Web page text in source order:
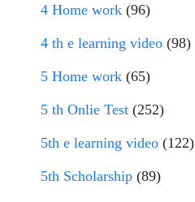
4 Home work (96)
4 th e learning video (98)
5 Home work (65)
5 th Onlie Test (252)
5th e learning video (122)
5th Scholarship (89)